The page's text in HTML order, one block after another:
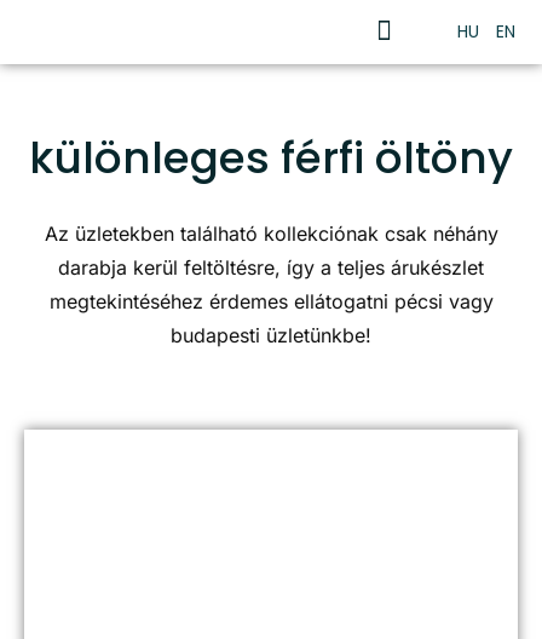
HU EN
különleges férfi öltöny
Az üzletekben található kollekciónak csak néhány
darabja kerül feltöltésre, így a teljes árukészlet
megtekintéséhez érdemes ellátogatni pécsi vagy
budapesti üzletünkbe!